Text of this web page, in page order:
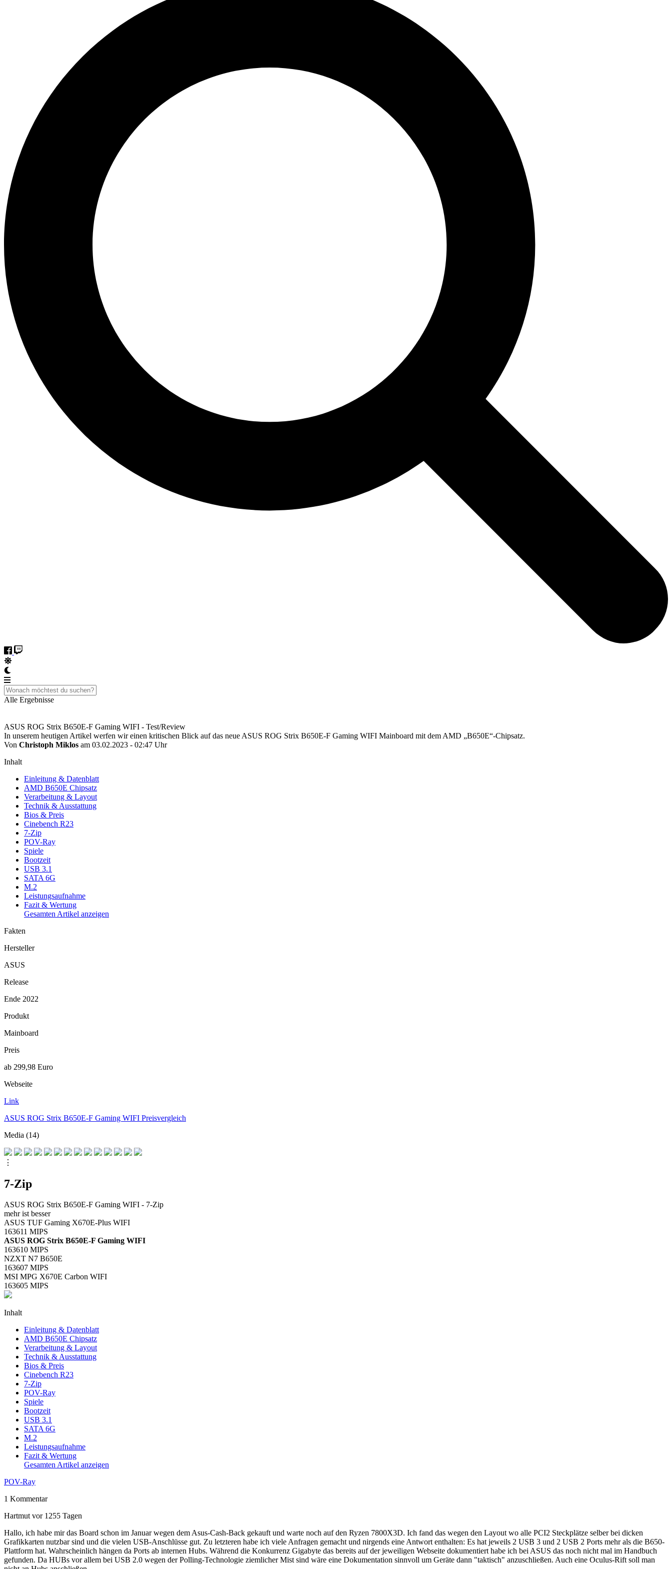
Alle Ergebnisse
ASUS ROG Strix B650E-F Gaming WIFI - Test/Review
In unserem heutigen Artikel werfen wir einen kritischen Blick auf das neue ASUS ROG Strix B650E-F Gaming WIFI Mainboard mit dem AMD „B650E“-Chipsatz.
Von Christoph Miklos am 03.02.2023 - 02:47 Uhr
Inhalt
Einleitung & Datenblatt
AMD B650E Chipsatz
Verarbeitung & Layout
Technik & Ausstattung
Bios & Preis
Cinebench R23
7-Zip
POV-Ray
Spiele
Bootzeit
USB 3.1
SATA 6G
M.2
Leistungsaufnahme
Fazit & Wertung
Gesamten Artikel anzeigen
Fakten
Hersteller
ASUS
Release
Ende 2022
Produkt
Mainboard
Preis
ab 299,98 Euro
Webseite
Link
ASUS ROG Strix B650E-F Gaming WIFI Preisvergleich
Media (14)
⋮
7-Zip
ASUS ROG Strix B650E-F Gaming WIFI - 7-Zip
mehr ist besser
ASUS TUF Gaming X670E-Plus WIFI
163611 MIPS
ASUS ROG Strix B650E-F Gaming WIFI
163610 MIPS
NZXT N7 B650E
163607 MIPS
MSI MPG X670E Carbon WIFI
163605 MIPS
Inhalt
Einleitung & Datenblatt
AMD B650E Chipsatz
Verarbeitung & Layout
Technik & Ausstattung
Bios & Preis
Cinebench R23
7-Zip
POV-Ray
Spiele
Bootzeit
USB 3.1
SATA 6G
M.2
Leistungsaufnahme
Fazit & Wertung
Gesamten Artikel anzeigen
POV-Ray
1 Kommentar
Hartmut vor 1255 Tagen
Hallo, ich habe mir das Board schon im Januar wegen dem Asus-Cash-Back gekauft und warte noch auf den Ryzen 7800X3D. Ich fand das wegen den Layout wo alle PCI2 Steckplätze selber bei dicken
Grafikkarten nutzbar sind und die vielen USB-Anschlüsse gut. Zu letzteren habe ich viele Anfragen gemacht und nirgends eine Antwort enthalten: Es hat jeweils 2 USB 3 und 2 USB 2 Ports mehr als die B650-
Plattform hat. Wahrscheinlich hängen da Ports ab internen Hubs. Während die Konkurrenz Gigabyte das bereits auf der jeweiligen Webseite dokumentiert habe ich bei ASUS das noch nicht mal im Handbuch
gefunden. Da HUBs vor allem bei USB 2.0 wegen der Polling-Technologie ziemlicher Mist sind wäre eine Dokumentation sinnvoll um Geräte dann "taktisch" anzuschließen. Auch eine Oculus-Rift soll man